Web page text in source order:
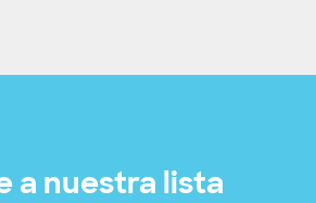
a nuestra lista